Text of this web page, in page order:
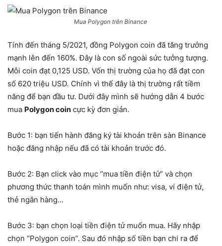
Mua Polygon trên Binance
Tính đến tháng 5/2021, đồng Polygon coin đã tăng trưởng
mạnh lên đến 160%. Đây là con số ngoài sức tưởng tượng.
Mỗi coin đạt 0,125 USD. Vốn thị trường của họ đã đạt con
số 620 triệu USD. Chính vì thế đây là thị trường rất tiềm
năng để bạn đầu tư. Dưới đây mình sẽ hướng dẫn 4 bước
mua Polygon coin cực kỳ đơn giản.
Bước 1: bạn tiến hành đăng ký tài khoản trên sàn Binance
hoặc đăng nhập nếu đã có tài khoản trước đó.
Bước 2: Bạn click vào mục “mua tiền điện tử” và chọn
phương thức thanh toán mình muốn như: visa, ví điện tử,
thẻ ngân hàng…
Bước 3: bạn chọn loại tiền điện tử muốn mua. Hãy nhập
chọn “Polygon coin”. Sau đó nhập số tiền bạn chi ra để